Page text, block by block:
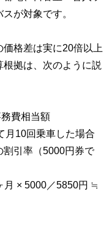
が対象です。
格差は実に20倍以上
拠は、次のように説
費相当額
10回乗車した場合
割引率（5000円券で
5000／5850円 ≒